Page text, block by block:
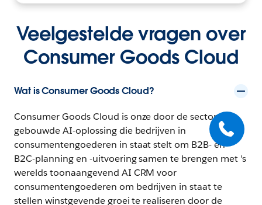
Veelgestelde vragen over
Consumer Goods Cloud
Wat is Consumer Goods Cloud?
Consumer Goods Cloud is onze door de sector
gebouwde AI-oplossing die bedrijven in
consumentengoederen in staat stelt om B2B- en
B2C-planning en -uitvoering samen te brengen met 's
werelds toonaangevend AI CRM voor
consumentengoederen om bedrijven in staat te
stellen winstgevende groei te realiseren door de